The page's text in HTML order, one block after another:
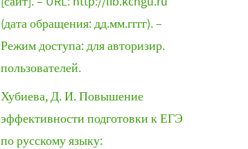
(дата обращения: дд.мм.гггг). –
Режим доступа: для авторизир.
пользователей.
Хубиева, Д. И. Повышение
эффективности подготовки к ЕГЭ
по русскому языку: